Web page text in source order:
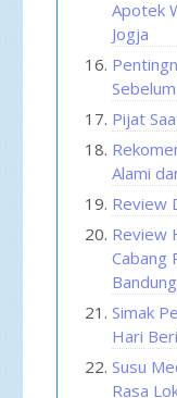
Apotek
Jogja
Pijat
Alami
Review
Review
Cabang
Bandung
Simak
Hari
Susu
Rasa